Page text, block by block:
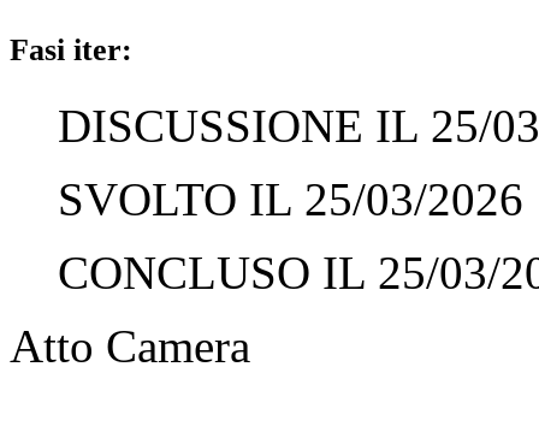
Fasi iter:
DISCUSSIONE IL 25/
SVOLTO IL 25/03/2026
CONCLUSO IL 25/03/
Atto Camera